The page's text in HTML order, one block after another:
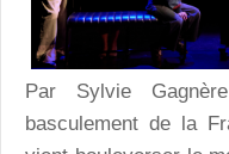
Par Sylvie
basculement de la